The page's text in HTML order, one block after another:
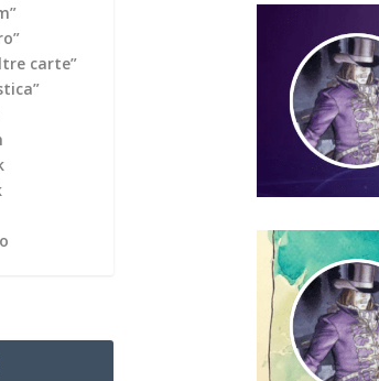
carte”